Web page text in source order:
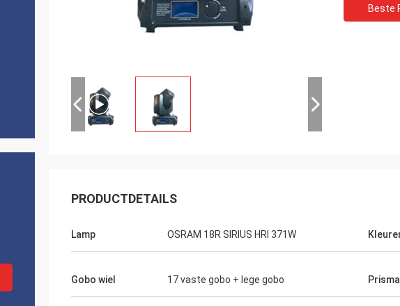
Beste
PRODUCTDETAILS
Lamp OSRAM 18R SIRIUS HRI 371W
Gobo wiel 17 vaste gobo + lege gobo